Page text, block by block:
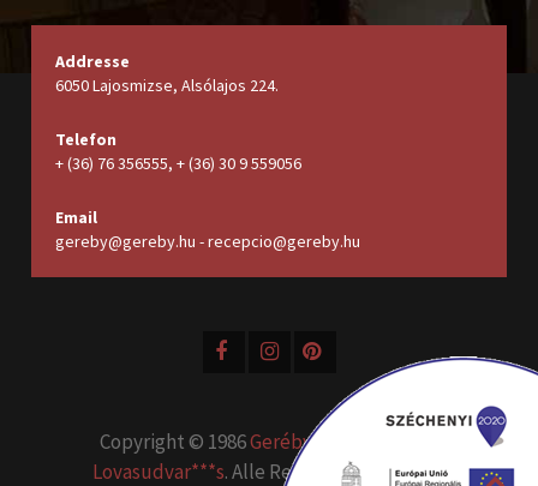
Addresse
6050 Lajosmizse, Alsólajos 224.
Telefon
+ (36) 76 356555, + (36) 30 9 559056
Email
gereby@gereby.hu - recepcio@gereby.hu
Copyright © 1986Geréby Kúria Hotel és
Lovasudvar***s. Alle Rechte vorbehalten.